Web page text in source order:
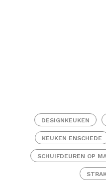
DESIGNKEUKEN
KEUKEN ENSCHEDE
SCHUIFDEUREN OP